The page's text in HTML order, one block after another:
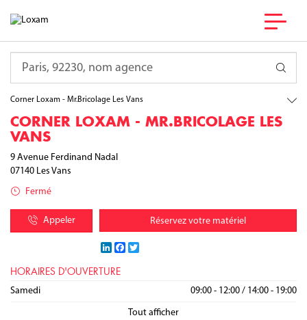
France
Corner Loxam - Mr.Bricolage Les Vans
CORNER LOXAM - MR.BRICOLAGE LES
VANS
9 Avenue Ferdinand Nadal
07140 Les Vans
Fermé
Appeler Réservez votre matériel
LinkedInFacebook
HORAIRES D'OUVERTURE
Lundi 09:00 - 12:00 / 14:00 - 19:00
Mardi 09:00 - 12:00 / 14:00 - 19:00
Mercredi 09:00 - 12:00 / 14:00 - 19:00
Jeudi 09:00 - 12:00 / 14:00 - 19:00
Vendredi 09:00 - 12:00 / 14:00 - 19:00
Samedi 09:00 - 12:00 / 14:00 - 19:00
Tout afficher